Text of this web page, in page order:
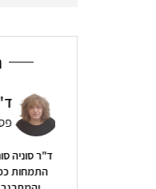
מונחים
סומטי
5